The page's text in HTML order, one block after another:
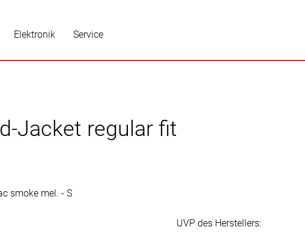
Elektronik Service
Jacket regular fit
UVP des Herstellers: